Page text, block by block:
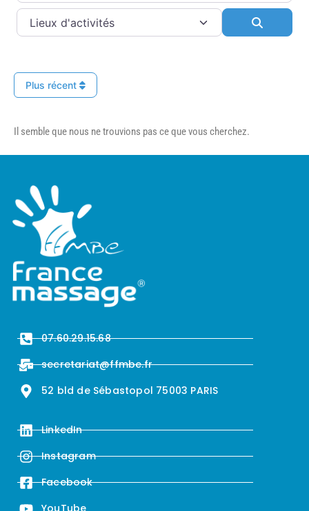
Plus récent
Il semble que nous ne trouvions pas ce que vous cherchez.
07.60.29.15.68
secretariat@ffmbe.fr
52 bld de Sébastopol 75003 PARIS
LinkedIn
Instagram
Facebook